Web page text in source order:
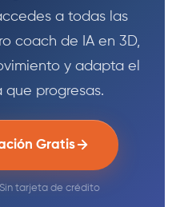
a todas las
coach de IA en 3D,
y adapta el
progresas.
Gratis
Sin tarjeta de crédito